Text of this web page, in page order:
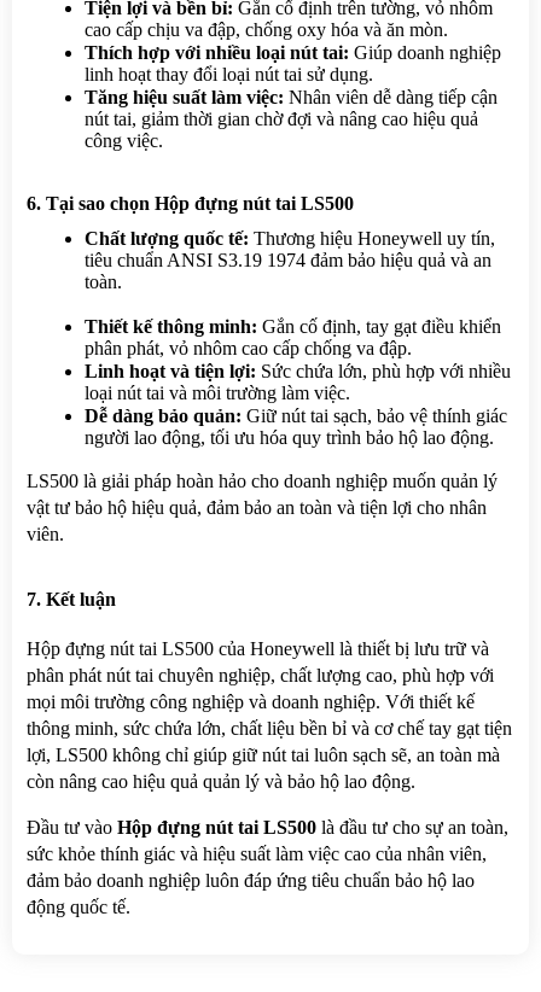
Tiện lợi và bền bỉ: Gắn cố định trên tường, vỏ nhôm
cao cấp chịu va đập, chống oxy hóa và ăn mòn.
Thích hợp với nhiều loại nút tai: Giúp doanh nghiệp
linh hoạt thay đổi loại nút tai sử dụng.
Tăng hiệu suất làm việc: Nhân viên dễ dàng tiếp cận
nút tai, giảm thời gian chờ đợi và nâng cao hiệu quả
công việc.
6. Tại sao chọn Hộp đựng nút tai LS500
Chất lượng quốc tế: Thương hiệu Honeywell uy tín,
tiêu chuẩn ANSI S3.19 1974 đảm bảo hiệu quả và an
toàn.
Thiết kế thông minh: Gắn cố định, tay gạt điều khiển
phân phát, vỏ nhôm cao cấp chống va đập.
Linh hoạt và tiện lợi: Sức chứa lớn, phù hợp với nhiều
loại nút tai và môi trường làm việc.
Dễ dàng bảo quản: Giữ nút tai sạch, bảo vệ thính giác
người lao động, tối ưu hóa quy trình bảo hộ lao động.
LS500 là giải pháp hoàn hảo cho doanh nghiệp muốn quản lý
vật tư bảo hộ hiệu quả, đảm bảo an toàn và tiện lợi cho nhân
viên.
7. Kết luận
Hộp đựng nút tai LS500 của Honeywell là thiết bị lưu trữ và
phân phát nút tai chuyên nghiệp, chất lượng cao, phù hợp với
mọi môi trường công nghiệp và doanh nghiệp. Với thiết kế
thông minh, sức chứa lớn, chất liệu bền bỉ và cơ chế tay gạt tiện
lợi, LS500 không chỉ giúp giữ nút tai luôn sạch sẽ, an toàn mà
còn nâng cao hiệu quả quản lý và bảo hộ lao động.
Đầu tư vào Hộp đựng nút tai LS500 là đầu tư cho sự an toàn,
sức khỏe thính giác và hiệu suất làm việc cao của nhân viên,
đảm bảo doanh nghiệp luôn đáp ứng tiêu chuẩn bảo hộ lao
động quốc tế.